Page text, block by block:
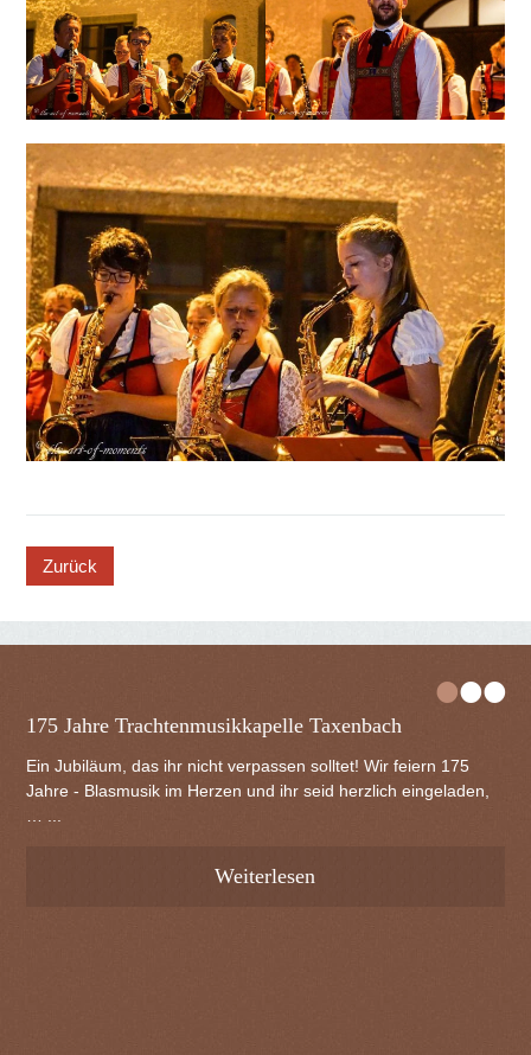
button
•••
175 Jahre Trachtenmusikkapelle Taxenbach
Ein Jubiläum, das ihr nicht verpassen solltet! Wir feiern 175
Jahre - Blasmusik im Herzen und ihr seid herzlich eingeladen,
… ...
Weiterlesen